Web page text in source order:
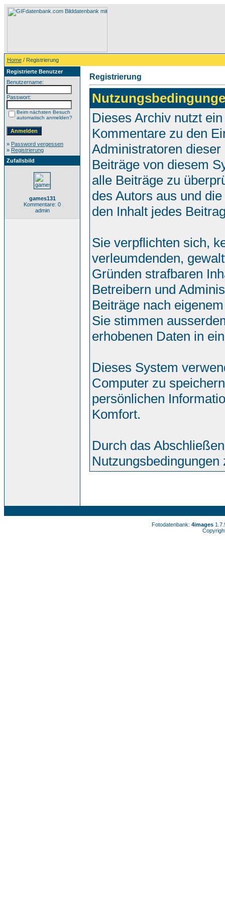
Home / Registrierung
Registrierte Benutzer
Benutzername:
Passwort:
Beim nächsten Besuch
automatisch anmelden?
» Password vergessen
» Registrierung
Zufallsbild
games131
Kommentare: 0
admin
Registrierung
Dieses Archiv nutzt
Kommentare zu den
Administratoren
Beiträge von diesem
alle Beiträge zu
des Autors aus und
den Inhalt jedes
Sie verpflichten sich,
verleumdenden,
Gründen strafbaren
Betreibern und
Beiträge nach
Sie stimmen
erhobenen Daten in
Dieses System
Computer zu
persönlichen
Komfort.
Durch das
Nutzungsbedingungen
Fotodatenbank: 4images